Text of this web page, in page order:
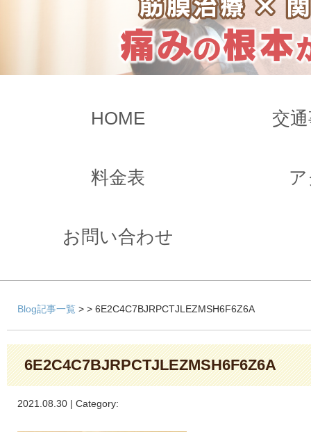
HOME 交
料金表
お問い合わせ
Blog記事一覧 > > 6E2C4C7BJRPCTJLEZMSH6F6Z6A
6E2C4C7BJRPCTJLEZMSH6F6Z6A
2021.08.30 | Category: